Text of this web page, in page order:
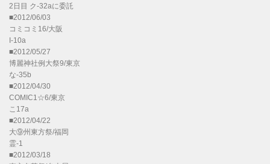
2日目 ク-32aに委託
■2012/06/03
コミコミ16/大阪
I-10a
■2012/05/27
博麗神社例大祭9/東京
な-35b
■2012/04/30
COMIC1☆6/東京
こ17a
■2012/04/22
大⑨州東方祭/福岡
霊-1
■2012/03/18